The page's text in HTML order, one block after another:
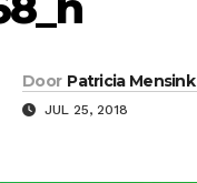
Door Patricia Mensink
JUL 25, 2018